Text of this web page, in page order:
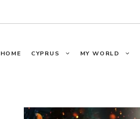
HOME CYPRUS MY WORLD